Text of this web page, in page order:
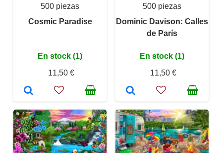
500 piezas
Cosmic Paradise
En stock (1)
11,50 €
500 piezas
Dominic Davison: Calles
de París
En stock (1)
11,50 €